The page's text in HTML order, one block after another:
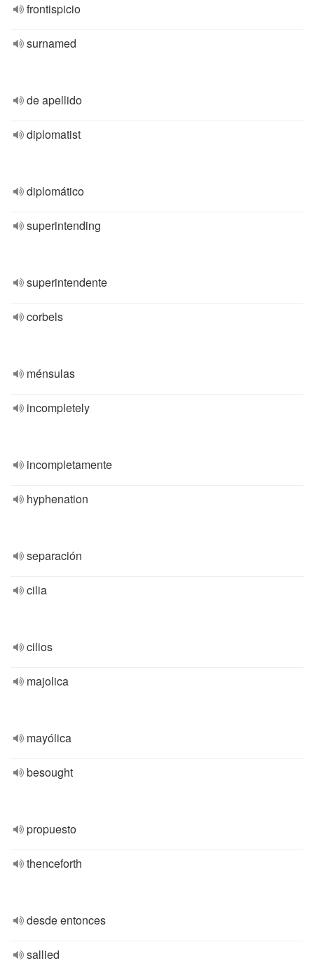
frontispicio
surnamed
de apellido
diplomatist
diplomático
superintending
superintendente
corbels
ménsulas
incompletely
incompletamente
hyphenation
separación
cilia
cilios
majolica
mayólica
besought
propuesto
thenceforth
desde entonces
sallied